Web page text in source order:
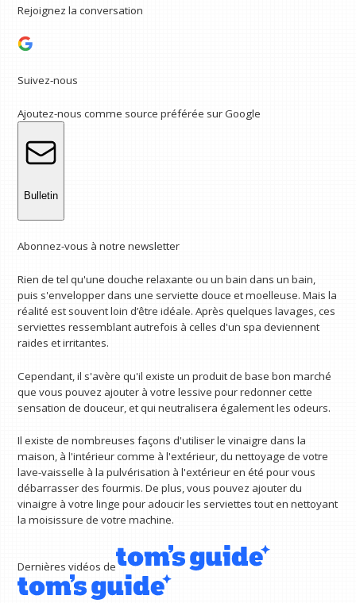
Rejoignez la conversation
Suivez-nous
Ajoutez-nous comme source préférée sur Google
Bulletin
Abonnez-vous à notre newsletter
Rien de tel qu'une douche relaxante ou un bain dans un bain,
puis s'envelopper dans une serviette douce et moelleuse. Mais la
réalité est souvent loin d’être idéale. Après quelques lavages, ces
serviettes ressemblant autrefois à celles d'un spa deviennent
raides et irritantes.
Cependant, il s'avère qu'il existe un produit de base bon marché
que vous pouvez ajouter à votre lessive pour redonner cette
sensation de douceur, et qui neutralisera également les odeurs.
Il existe de nombreuses façons d'utiliser le vinaigre dans la
maison, à l'intérieur comme à l'extérieur, du nettoyage de votre
lave-vaisselle à la pulvérisation à l'extérieur en été pour vous
débarrasser des fourmis. De plus, vous pouvez ajouter du
vinaigre à votre linge pour adoucir les serviettes tout en nettoyant
la moisissure de votre machine.
Dernières vidéos de